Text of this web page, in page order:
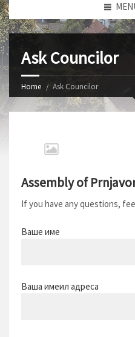
Ask Councilor
Home Ask Councilor
Assembly of
If you have any questions,
Ваше име
Ваша имеил адреса